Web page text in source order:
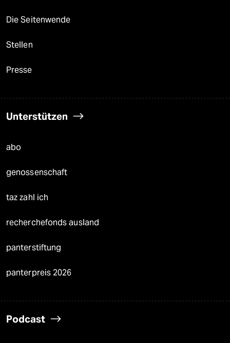
Die Seitenwende
Stellen
Presse
Unterstützen
abo
genossenschaft
taz zahl ich
recherchefonds ausland
panterstiftung
panterpreis 2026
Podcast